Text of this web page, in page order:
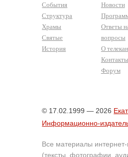
События
Структура
Храмы
Святые
История
Новости
Ответы
вопросы
О
Контакты
Форум
© 17.02.1999 — 2026
Информационно-
Все материалы
(тексты, фотографии,